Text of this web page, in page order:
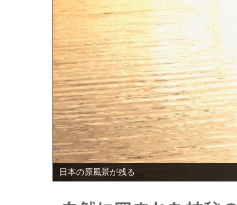
日本の原風景が残る